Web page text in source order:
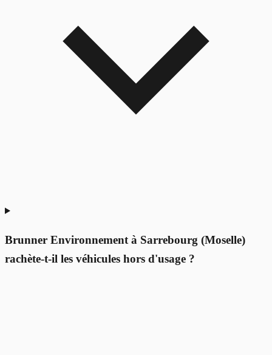
Brunner Environnement à Sarrebourg (Moselle)
rachète-t-il les véhicules hors d'usage ?